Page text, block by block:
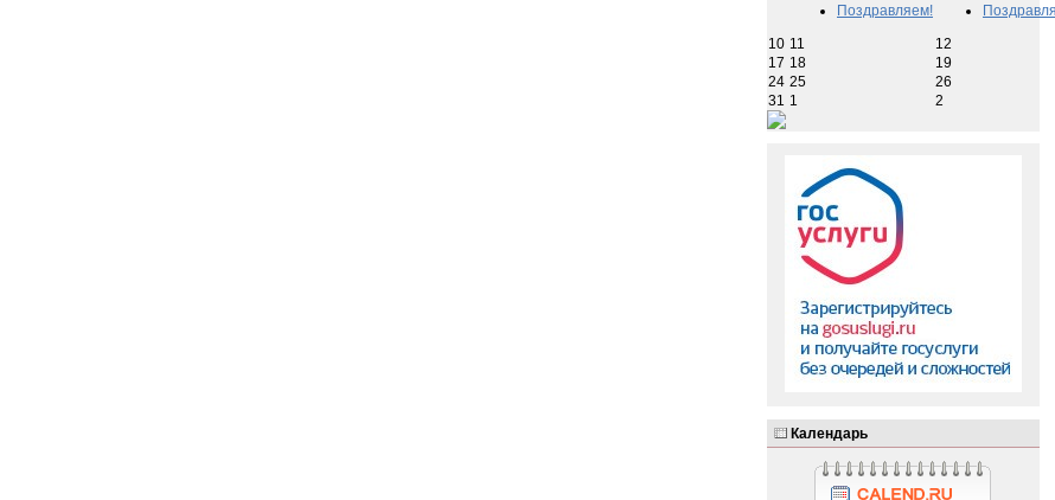
Поздравляем!
10 11
12
17 18
19
24 25
26
31 1 2
Календарь